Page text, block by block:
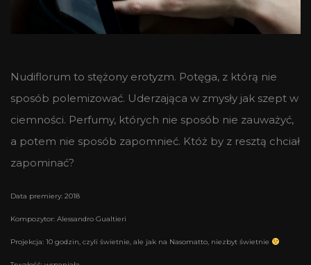
Nudiflorum to stężony erotyzm. Potęga, z którą nie
sposób polemizować. Uderzająca w zmysły jak szept w
ciemności. Perfumy, których nie sposób nie zauważyć,
a potem nie sposób zapomnieć. Któż by z resztą chciał
zapominać?
Data premiery: 2018
Kompozytor: Alessandro Gualtieri
Projekcja: 10 godzin, czyli świetnie, ale jak na Nasomatto, niezbyt świetnie